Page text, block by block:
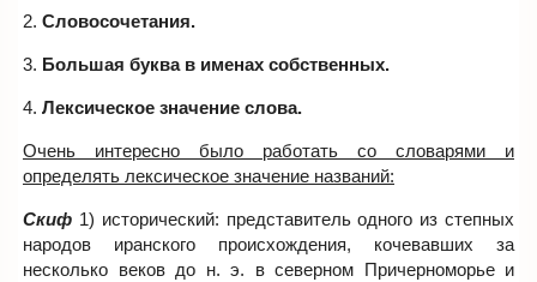
2. Словосочетания.
3. Большая буква в именах собственных.
4. Лексическое значение слова.
Очень интересно было работать со словарями и
определять лексическое значение названий:
Скиф 1) исторический: представитель одного из степных
народов иранского происхождения, кочевавших за
несколько веков до н. э. в северном Причерноморье и